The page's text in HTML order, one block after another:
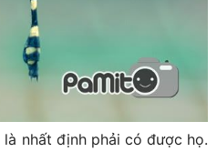
nhất định phải có được họ.